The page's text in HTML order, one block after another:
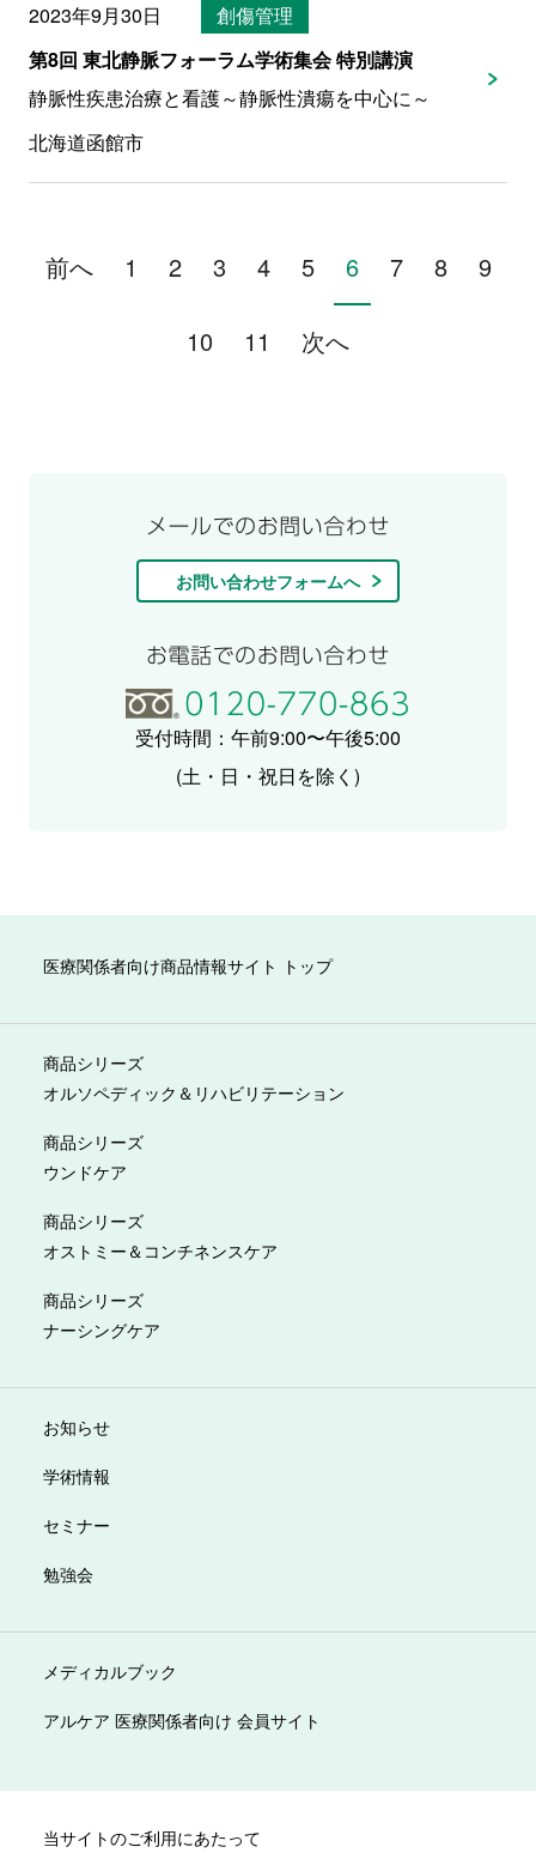
2023年9月30日
創傷管理
第8回 東北静脈フォーラム学術集会 特別講演
静脈性疾患治療と看護～静脈性潰瘍を中心に～
北海道函館市
前へ 1 2 3 4 5 6 7 8 9
10 11 次へ
お問い合わせフォームへ
受付時間：午前9:00〜午後5:00
(土・日・祝日を除く)
医療関係者向け商品情報サイト トップ
商品シリーズ
オルソペディック＆リハビリテーション
商品シリーズ
ウンドケア
商品シリーズ
オストミー＆コンチネンスケア
商品シリーズ
ナーシングケア
お知らせ
学術情報
セミナー
勉強会
メディカルブック
アルケア 医療関係者向け 会員サイト
当サイトのご利用にあたって